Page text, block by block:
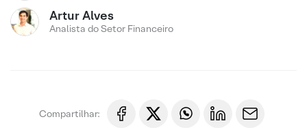
Artur Alves
Analista do Setor Financeiro
Compartilhar: